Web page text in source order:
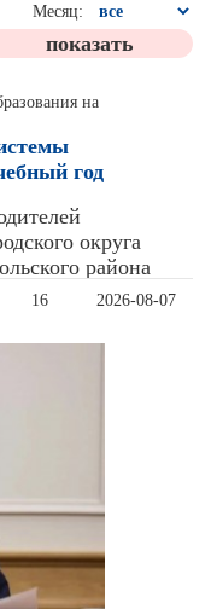
Месяц:
год
округа
района
2026-08-07
16